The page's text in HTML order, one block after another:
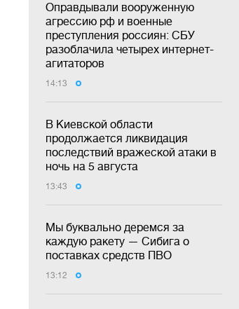
Оправдывали вооруженную
агрессию рф и военные
преступления россиян: СБУ
разоблачила четырех интернет-
агитаторов
14:13
В Киевской области
продолжается ликвидация
последствий вражеской атаки в
ночь на 5 августа
13:43
Мы буквально деремся за
каждую ракету — Сибига о
поставках средств ПВО
13:12